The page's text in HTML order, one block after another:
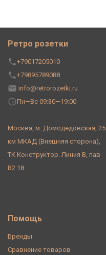
Ретро розетки
+79017205010
+79895789088
info@retrorozetki.ru
Пн—Вс 09:30—19:00
Москва, м. Домодедовская, 25
км МКАД (Внешняя сторона),
ТК Конструктор. Линия В, пав
В2.18
Помощь
Бренды
Сравнение товаров